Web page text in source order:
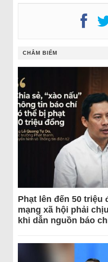
CHÂM BIẾM
Phạt lên đến 50
mạng xã hội phải
khi dẫn nguồn báo